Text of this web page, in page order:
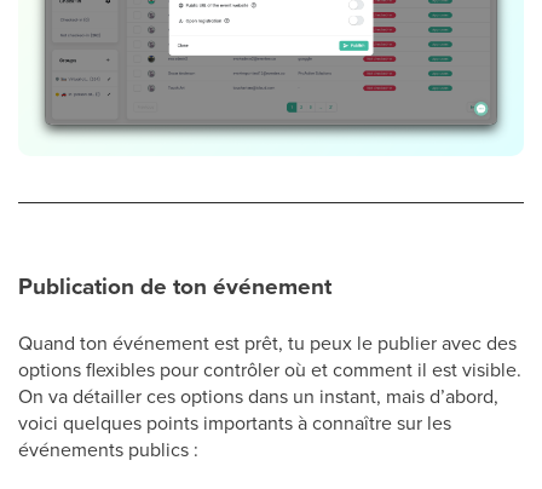
Publication de ton événement
Quand ton événement est prêt, tu peux le publier avec des
options flexibles pour contrôler où et comment il est visible.
On va détailler ces options dans un instant, mais d’abord,
voici quelques points importants à connaître sur les
événements publics :